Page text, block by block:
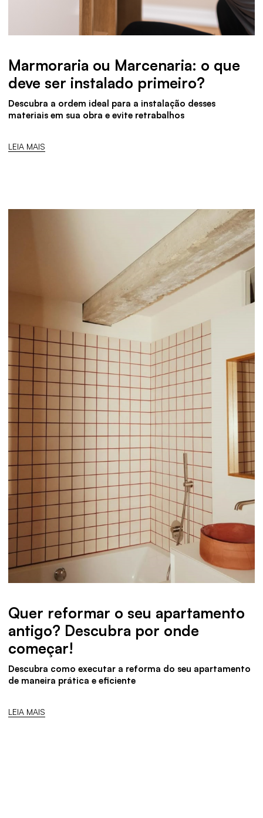
Marmoraria ou Marcenaria: o que
deve ser instalado primeiro?
Descubra a ordem ideal para a instalação desses
materiais em sua obra e evite retrabalhos
LEIA MAIS
Quer reformar o seu apartamento
antigo? Descubra por onde
começar!
Descubra como executar a reforma do seu apartamento
de maneira prática e eficiente
LEIA MAIS